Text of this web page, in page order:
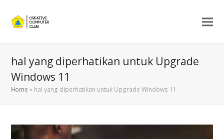
hal yang diperhatikan untuk Upgrade
Windows 11
Home » hal yang diperhatikan untuk Upgrade Windows 11